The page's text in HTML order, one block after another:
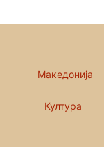
Македонија
Култура